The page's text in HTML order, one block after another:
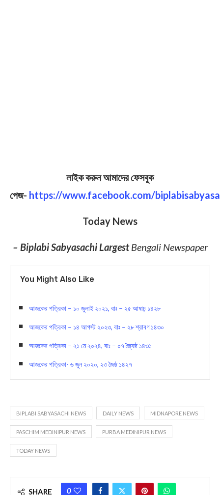
লাইক করুন আমাদের ফেসবুক
পেজ- https://www.facebook.com/
Today News
– Biplabi Sabyasachi LargestBengali Newspaper
You Might Also Like
আজকের পত্রিকা – ১০ জুলাই ২০২১, বাঃ – ২৫ আষাঢ় ১৪২৮
আজকের পত্রিকা – ১৪ আগস্ট ২০২৩, বাঃ – ২৮ শ্রাবণ ১৪৩০
আজকের পত্রিকা – ২১ মে ২০২৪, বাঃ – ০৭ জ্যৈষ্ঠ ১৪৩১
আজকের পত্রিকা- ৬ জুন ২০২০, ২৩ জৈষ্ঠ ১৪২৭
BIPLABI SABYASACHI NEWS DAILY NEWS MIDNAPORE NEWS
PASCHIM MEDINIPUR NEWS PURBA MEDINIPUR NEWS
TODAY NEWS
SHARE 0